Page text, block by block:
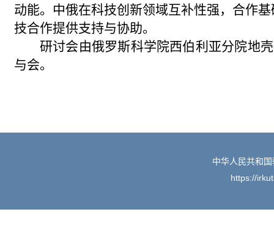
动能。中俄在科技创新领域互补性强，合作
技合作提供支持与协助。
研讨会由俄罗斯科学院西伯利亚分院地
与会。
中华人民共和
https://